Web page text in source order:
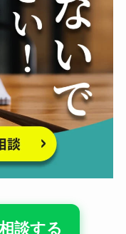
談する